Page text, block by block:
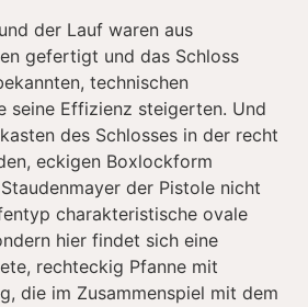
der Lauf waren aus
gefertigt und das Schloss
technischen
seine Effizienz steigerten. Und
des Schlosses in der recht
eckigen Boxlockform
der Pistole nicht
charakteristische ovale
hier findet sich eine
rechteckig Pfanne mit
die im Zusammenspiel mit dem